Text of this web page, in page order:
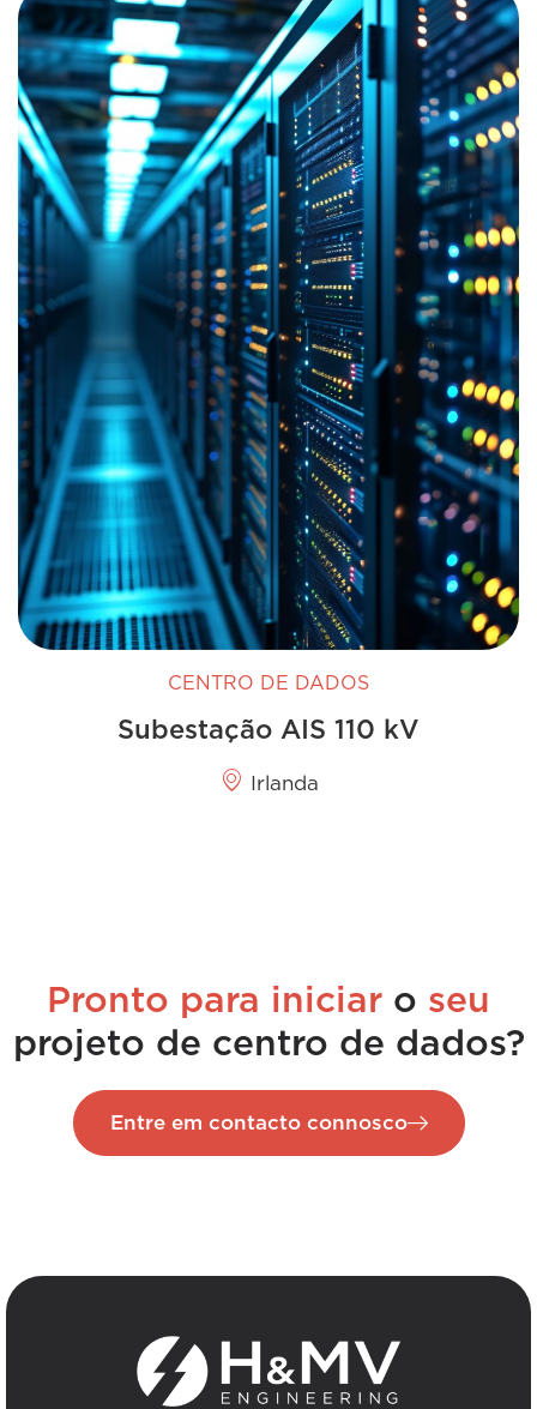
CENTRO DE DADOS
Subestação AIS 110 kV
Irlanda
Pronto para iniciar o seu
projeto de centro de dados?
Entre em contacto connosco